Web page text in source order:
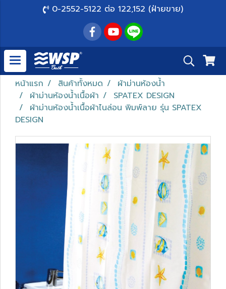
0-2552-5122 ต่อ 122,152 (ฝ่ายขาย)
หน้าแรก สินค้าทั้งหมด
ผ้าม่านห้องน้ำ
ผ้าม่านห้องน้ำเนื้อผ้า
SPATEX DESIGN
ผ้าม่านห้องน้ำเนื้อผ้าไนล่อน พิมพ์ลาย รุ่น SPATEX
DESIGN